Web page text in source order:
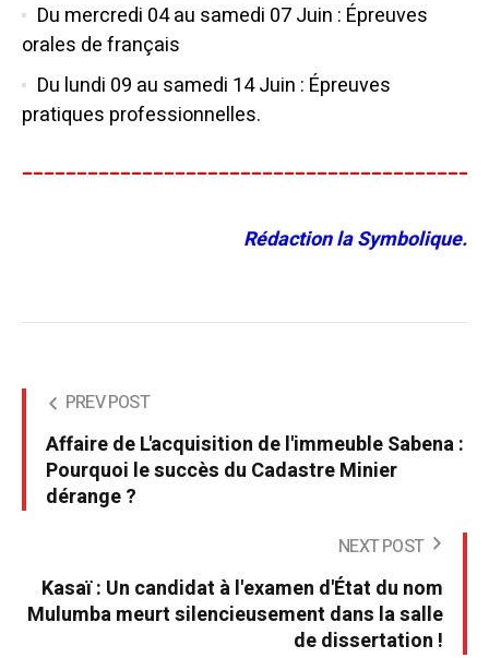
Du mercredi 04 au samedi 07 Juin : Épreuves
orales de français
Du lundi 09 au samedi 14 Juin : Épreuves
pratiques professionnelles.
Rédaction la Symbolique.
PREV POST
Affaire de L'acquisition de l'immeuble Sabena :
Pourquoi le succès du Cadastre Minier
dérange ?
NEXT POST
Kasaï : Un candidat à l'examen d'État du nom
Mulumba meurt silencieusement dans la salle
de dissertation !